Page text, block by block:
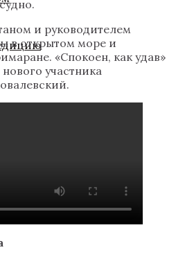
и руководителем
в открытом море и
«Спокоен, как удав»
участника